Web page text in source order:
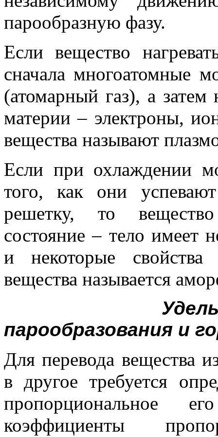
парообразную фазу.
Если вещество
сначала многоатомные
(атомарный газ), а
материи – электроны,
вещества называют
Если при охлаждении
того, как они успевают
решетку, то
состояние – тело имеет
и некоторые свойства
вещества называется
парообразования и
Для перевода вещества
в другое требуется
пропорциональное
коэффициенты